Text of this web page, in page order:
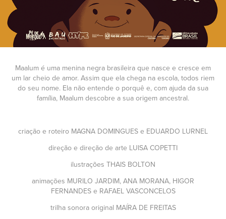
Maalum é uma menina negra brasileira que nasce e cresce em
um lar cheio de amor. Assim que ela chega na escola, todos riem
do seu nome. Ela não entende o porquê e, com ajuda da sua
família, Maalum descobre a sua origem ancestral.
criação e roteiro MAGNA DOMINGUES e EDUARDO LURNEL
direção e direção de arte LUISA COPETTI
ilustrações THAIS BOLTON
animações MURILO JARDIM, ANA MORANA, HIGOR
FERNANDES e RAFAEL VASCONCELOS
trilha sonora original MAÍRA DE FREITAS